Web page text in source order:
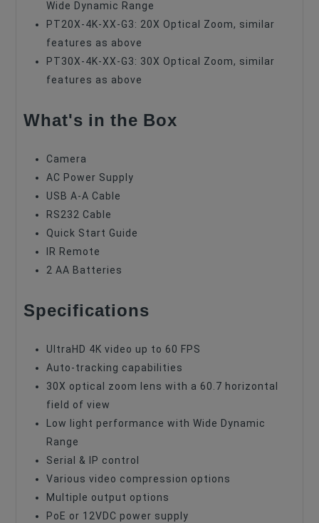
Wide Dynamic Range
PT20X-4K-XX-G3: 20X Optical Zoom, similar
features as above
PT30X-4K-XX-G3: 30X Optical Zoom, similar
features as above
What's in the Box
Camera
AC Power Supply
USB A-A Cable
RS232 Cable
Quick Start Guide
IR Remote
2 AA Batteries
Specifications
UltraHD 4K video up to 60 FPS
Auto-tracking capabilities
30X optical zoom lens with a 60.7 horizontal
field of view
Low light performance with Wide Dynamic
Range
Serial & IP control
Various video compression options
Multiple output options
PoE or 12VDC power supply